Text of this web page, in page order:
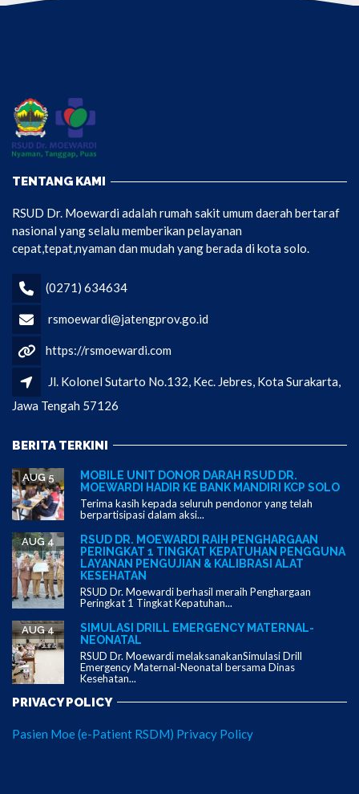
TENTANG KAMI
RSUD Dr. Moewardi adalah rumah sakit umum daerah bertaraf
nasional yang selalu memberikan pelayanan
cepat,tepat,nyaman dan mudah yang berada di kota solo.
(0271) 634634
rsmoewardi@jatengprov.go.id
https://rsmoewardi.com
Jl. Kolonel Sutarto No.132, Kec. Jebres, Kota Surakarta,
Jawa Tengah 57126
BERITA TERKINI
MOBILE UNIT DONOR DARAH RSUD DR.
MOEWARDI HADIR KE BANK MANDIRI KCP SOLO
AUG 5
Terima kasih kepada seluruh pendonor yang telah
berpartisipasi dalam aksi...
RSUD DR. MOEWARDI RAIH PENGHARGAAN
PERINGKAT 1 TINGKAT KEPATUHAN PENGGUNA
LAYANAN PENGUJIAN & KALIBRASI ALAT
KESEHATAN
AUG 4
RSUD Dr. Moewardi berhasil meraih Penghargaan
Peringkat 1 Tingkat Kepatuhan...
SIMULASI DRILL EMERGENCY MATERNAL-
NEONATAL
AUG 4
RSUD Dr. Moewardi melaksanakanSimulasi Drill
Emergency Maternal-Neonatal bersama Dinas
Kesehatan...
PRIVACY POLICY
Pasien Moe (e-Patient RSDM) Privacy Policy